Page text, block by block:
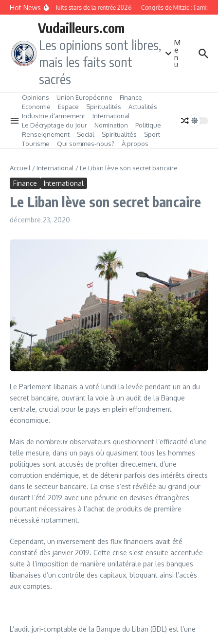
Aller au contenu
Hot NewsLes produits stars de la rentrée 2026 Congrès de Mitzic :
Vudailleurs.com
Les opinions sont libres,
mais les faits sont
sacrés
M
e
n
u
Opinions Union Européenne
Finance
Economie
Espace Spiritualités
Actualités
Industrie d’armement
International
Le Décryptage du Jour
Nomination
Politique
Renseignement
Social Spiritualités
Sport
Tourisme
Qui sommes‑nous? À propos
Accueil / International / Le Liban lève son secret bancaire
Finance International
Le Liban lève son secret bancaire
décembre 23, 2020
Le Parlement libanais a voté lundi la levée pendant un an du
secret bancaire, ouvrant la voie à un audit de la Banque
centrale, crucial pour le pays en plein effondrement
économique.
Mais de nombreux observateurs questionnent l’efficacité d’une
telle mesure, dans un pays où quasiment tous les hommes
politiques sont accusés de profiter directement d’une
corruption endémique, et de détenir parfois des intérêts directs
dans le secteur bancaire. La crise s’est révélée au grand jour
durant l’été 2019 avec une pénurie en devises étrangères
pourtant nécessaires à l’achat de produits de première
nécessité notamment.
Cependant, un inversement des flux financiers avait été
constaté dès janvier 2019. Cette crise s’est ensuite accentuée
suite à l’imposition de manière unilatérale par les banques
libanaises d’un contrôle des capitaux, bloquant ainsi l’accès
aux comptes.
L’audit juri-comptable de la Banque du Liban (BDL) est l’une